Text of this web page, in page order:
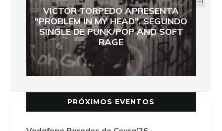
VICTOR TORPEDO APRESENTA
"PROBLEM IN MY HEAD", SEGUNDO
SINGLE DE PUNK/POP AND SOFT
RAGE
PRÓXIMOS EVENTOS